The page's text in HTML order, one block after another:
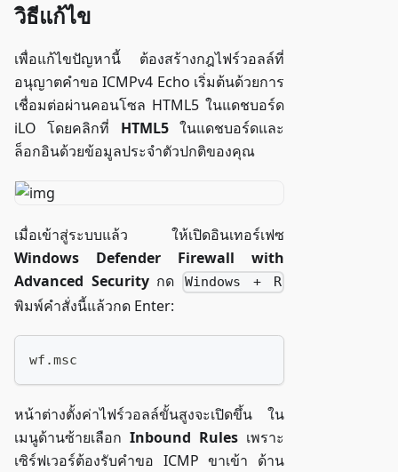
วิธีแก้ไข
เพื่อแก้ไขปัญหานี้ ต้องสร้างกฎไฟร์วอลล์ที่
อนุญาตคำขอ ICMPv4 Echo เริ่มต้นด้วยการ
เชื่อมต่อผ่านคอนโซล HTML5 ในแดชบอร์ด
iLO โดยคลิกที่ HTML5ในแดชบอร์ดและ
ล็อกอินด้วยข้อมูลประจำตัวปกติของคุณ
เมื่อเข้าสู่ระบบแล้ว ให้เปิดอินเทอร์เฟซ
Windows Defender Firewall with
Advanced Securityกด Windows + R
พิมพ์คำสั่งนี้แล้วกด Enter:
wf.msc
หน้าต่างตั้งค่าไฟร์วอลล์ขั้นสูงจะเปิดขึ้น ใน
เมนูด้านซ้ายเลือก Inbound Rules เพราะ
เซิร์ฟเวอร์ต้องรับคำขอ ICMP ขาเข้า ด้าน